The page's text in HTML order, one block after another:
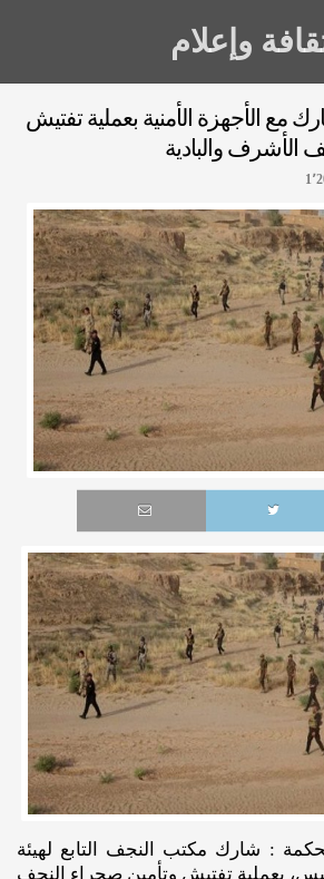
وإعلام
مع الأجهزة الأمنية بعملية تفتيش
الأشرف والبادية
: شارك مكتب النجف التابع لهيئة
بعملية تفتيش وتأمين صحراء النجف